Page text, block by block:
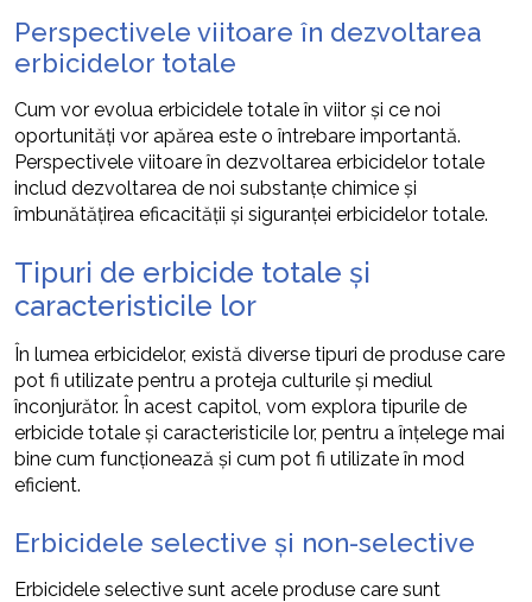
Perspectivele viitoare în dezvoltarea
erbicidelor totale
Cum vor evolua erbicidele totale în viitor și ce noi
oportunități vor apărea este o întrebare importantă.
Perspectivele viitoare în dezvoltarea erbicidelor totale
includ dezvoltarea de noi substanțe chimice și
îmbunătățirea eficacității și siguranței erbicidelor totale.
Tipuri de erbicide totale și
caracteristicile lor
În lumea erbicidelor, există diverse tipuri de produse care
pot fi utilizate pentru a proteja culturile și mediul
înconjurător. În acest capitol, vom explora tipurile de
erbicide totale și caracteristicile lor, pentru a înțelege mai
bine cum funcționează și cum pot fi utilizate în mod
eficient.
Erbicidele selective și non-selective
Erbicidele selective sunt acele produse care sunt